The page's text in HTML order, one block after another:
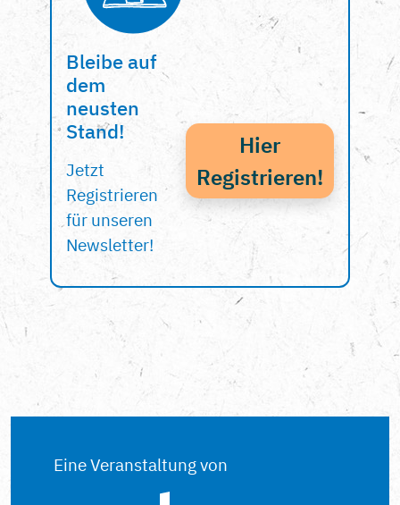
Bleibe auf
dem
neusten
Stand!
Jetzt
Registrieren
für unseren
Newsletter!
Hier
Registrieren!
Eine Veranstaltung von